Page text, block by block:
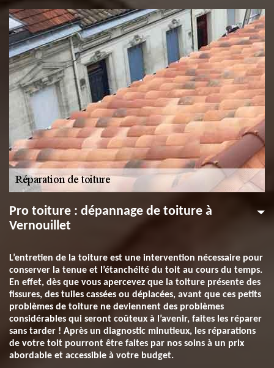
Pro toiture : dépannage de toiture à
Vernouillet
L’entretien de la toiture est une intervention nécessaire pour
conserver la tenue et l’étanchéité du toit au cours du temps.
En effet, dès que vous apercevez que la toiture présente des
fissures, des tuiles cassées ou déplacées, avant que ces petits
problèmes de toiture ne deviennent des problèmes
considérables qui seront coûteux à l’avenir, faites les réparer
sans tarder ! Après un diagnostic minutieux, les réparations
de votre toit pourront être faites par nos soins à un prix
abordable et accessible à votre budget.